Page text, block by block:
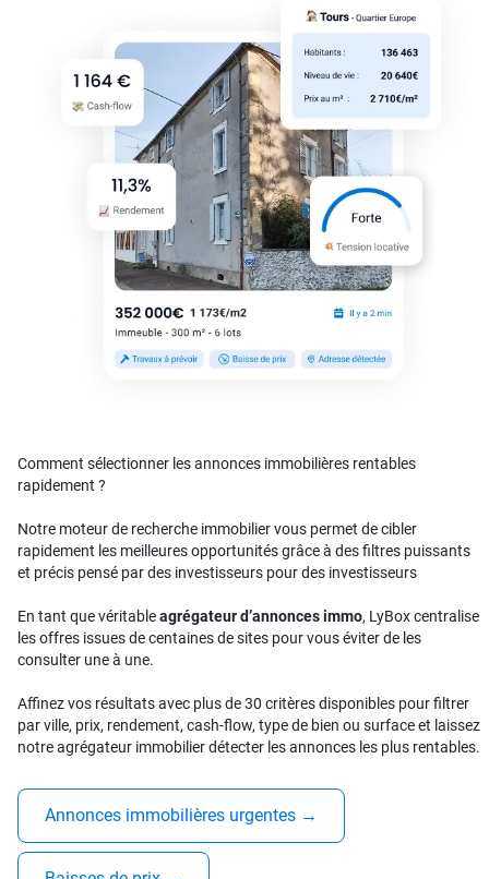
Comment sélectionner les annonces immobilières rentables
rapidement ?
Notre moteur de recherche immobilier vous permet de cibler
rapidement les meilleures opportunités grâce à des filtres puissants
et précis pensé par des investisseurs pour des investisseurs
En tant que véritableagrégateur d’annonces immo, LyBox centralise
les offres issues de centaines de sites pour vous éviter de les
consulter une à une.
Affinez vos résultats avec plus de 30 critères disponibles pour filtrer
par ville, prix, rendement, cash-flow, type de bien ou surface et laissez
notre agrégateur immobilier détecter les annonces les plus rentables.
Annonces immobilières urgentes →